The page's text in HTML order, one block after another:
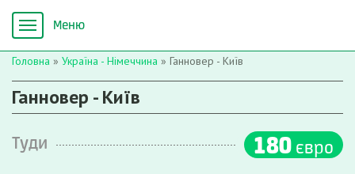
Головна » Україна - Німеччина » Ганновер - Київ
Ганновер - Київ
Туди 180 євро